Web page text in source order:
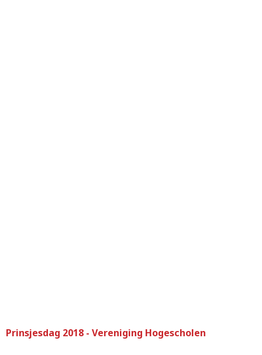
Prinsjesdag 2018 - Vereniging Hogescholen